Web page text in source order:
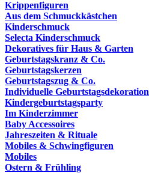
Krippenfiguren
Aus dem Schmuckkästchen
Kinderschmuck
Selecta Kinderschmuck
Dekoratives für Haus & Garten
Geburtstagskranz & Co.
Geburtstagskerzen
Geburtstagszug & Co.
Individuelle Geburtstagsdekoration
Kindergeburtstagsparty
Im Kinderzimmer
Baby Accessoires
Jahreszeiten & Rituale
Mobiles & Schwingfiguren
Mobiles
Ostern & Frühling